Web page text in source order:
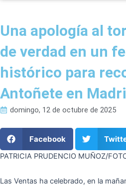
Una apología al
de verdad en un
histórico para
Antoñete en
domingo, 12 de octubre de 2025
Facebook
PATRICIA PRUDENCIO MUÑOZ/
Las Ventas ha celebrado, en la